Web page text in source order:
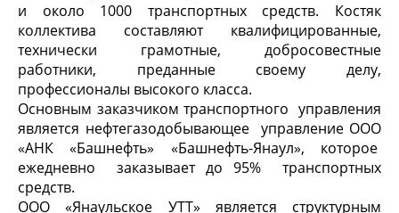
и около 1000 транспортных средств. Костяк
коллектива составляют квалифицированные,
технически грамотные, добросовестные
работники, преданные своему делу,
профессионалы высокого класса.
Основным заказчиком транспортного управления
является нефтегазодобывающее управление ООО
«АНК «Башнефть» «Башнефть-Янаул», которое
ежедневно заказывает до 95% транспортных
средств.
ООО «Янаульское УТТ» является структурным